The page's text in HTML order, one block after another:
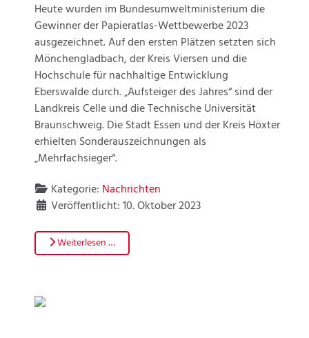
Heute wurden im Bundesumweltministerium die
Gewinner der Papieratlas-Wettbewerbe 2023
ausgezeichnet. Auf den ersten Plätzen setzten sich
Mönchengladbach, der Kreis Viersen und die
Hochschule für nachhaltige Entwicklung
Eberswalde durch. „Aufsteiger des Jahres“ sind der
Landkreis Celle und die Technische Universität
Braunschweig. Die Stadt Essen und der Kreis Höxter
erhielten Sonderauszeichnungen als
„Mehrfachsieger“.
Kategorie: Nachrichten
Veröffentlicht: 10. Oktober 2023
Weiterlesen …